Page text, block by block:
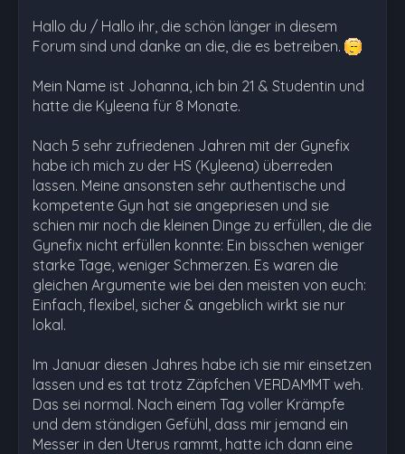
Hallo du / Hallo ihr, die schön länger in diesem
Forum sind und danke an die, die es betreiben.
Mein Name ist Johanna, ich bin 21 & Studentin und
hatte die Kyleena für 8 Monate.
Nach 5 sehr zufriedenen Jahren mit der Gynefix
habe ich mich zu der HS (Kyleena) überreden
lassen. Meine ansonsten sehr authentische und
kompetente Gyn hat sie angepriesen und sie
schien mir noch die kleinen Dinge zu erfüllen, die die
Gynefix nicht erfüllen konnte: Ein bisschen weniger
starke Tage, weniger Schmerzen. Es waren die
gleichen Argumente wie bei den meisten von euch:
Einfach, flexibel, sicher & angeblich wirkt sie nur
lokal.
Im Januar diesen Jahres habe ich sie mir einsetzen
lassen und es tat trotz Zäpfchen VERDAMMT weh.
Das sei normal. Nach einem Tag voller Krämpfe
und dem ständigen Gefühl, dass mir jemand ein
Messer in den Uterus rammt, hatte ich dann eine